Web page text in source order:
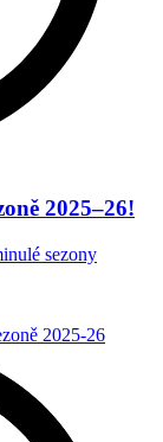
2025–26!
sezony